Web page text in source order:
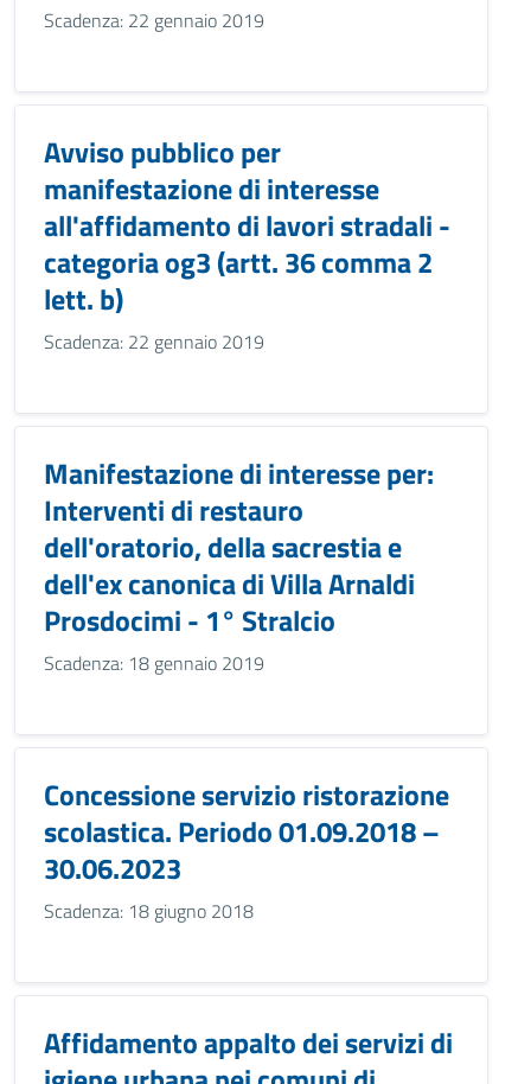
Scadenza: 22 gennaio 2019
Avviso pubblico per
manifestazione di interesse
all'affidamento di lavori stradali -
categoria og3 (artt. 36 comma 2
lett. b)
Scadenza: 22 gennaio 2019
Manifestazione di interesse per:
Interventi di restauro
dell'oratorio, della sacrestia e
dell'ex canonica di Villa Arnaldi
Prosdocimi - 1° Stralcio
Scadenza: 18 gennaio 2019
Concessione servizio ristorazione
scolastica. Periodo 01.09.2018 –
30.06.2023
Scadenza: 18 giugno 2018
Affidamento appalto dei servizi di